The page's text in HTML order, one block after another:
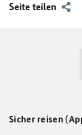
Seite teilen
Sicher reisen